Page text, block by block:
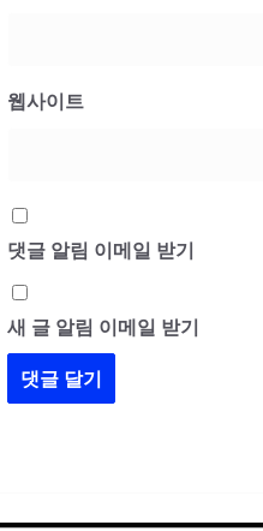
웹사이트
댓글 알림 이메일 받기
새 글 알림 이메일 받기